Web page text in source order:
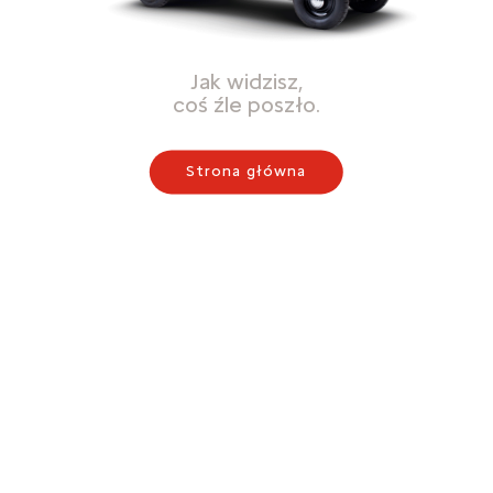
Jak widzisz,
coś źle poszło.
Strona główna